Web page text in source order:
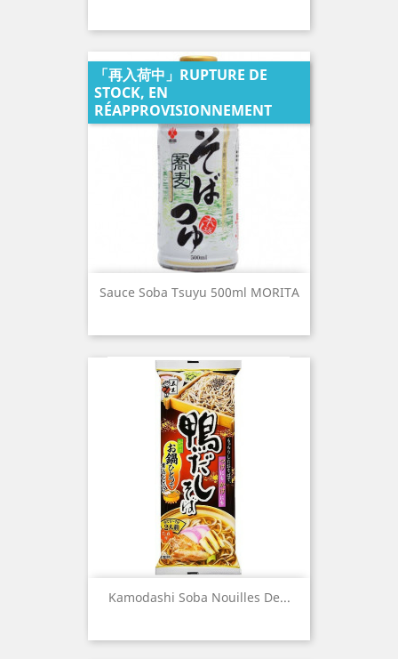
Sauce Soba Tsuyu 500ml MORITA
「再入荷中」RUPTURE DE
STOCK, EN
RÉAPPROVISIONNEMENT
Kamodashi Soba Nouilles De...